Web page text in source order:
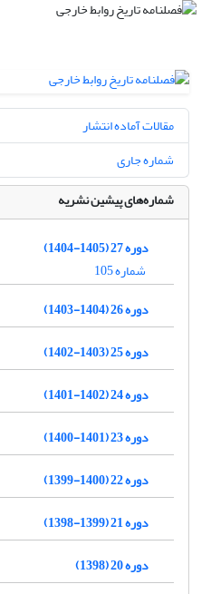
مقالات آماده انتشار
شماره جاری
شماره‌های پیشین نشریه
دوره 27 (1405-1404)
شماره 105
دوره 26 (1404-1403)
دوره 25 (1403-1402)
دوره 24 (1402-1401)
دوره 23 (1401-1400)
دوره 22 (1400-1399)
دوره 21 (1399-1398)
دوره 20 (1398)